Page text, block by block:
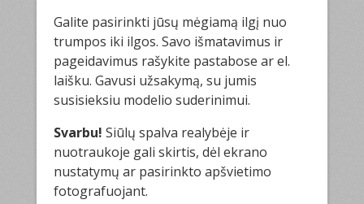
Galite pasirinkti jūsų mėgiamą ilgį nuo
trumpos iki ilgos. Savo išmatavimus ir
pageidavimus rašykite pastabose ar el.
laišku. Gavusi užsakymą, su jumis
susisieksiu modelio suderinimui.
Svarbu! Siūlų spalva realybėje ir
nuotraukoje gali skirtis, dėl ekrano
nustatymų ar pasirinkto apšvietimo
fotografuojant.